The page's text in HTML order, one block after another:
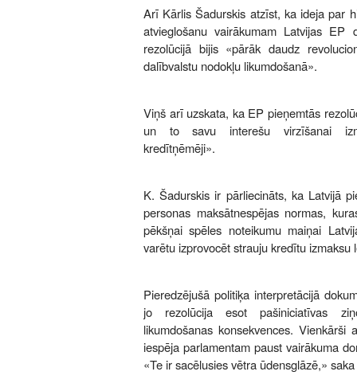
Arī Kārlis Šadurskis atzīst, ka ideja par
atvieglošanu vairākumam Latvijas EP
rezolūcijā bijis «pārāk daudz
dalībvalstu nodokļu likumdošanā».
Viņš arī uzskata, ka EP pieņemtās
un to savu interešu virzīšanai
kredītņēmēji».
K. Šadurskis ir pārliecināts, ka Latvijā
personas maksātnespējas normas,
pēkšņai spēles noteikumu maiņai
varētu izprovocēt strauju kredītu izmaksu
Pieredzējušā politiķa interpretācijā
jo rezolūcija esot pašiniciatīvas
likumdošanas konsekvences. Vienkārši
iespēja parlamentam paust vairākuma
«Te ir sacēlusies vētra ūdensglāzē,»